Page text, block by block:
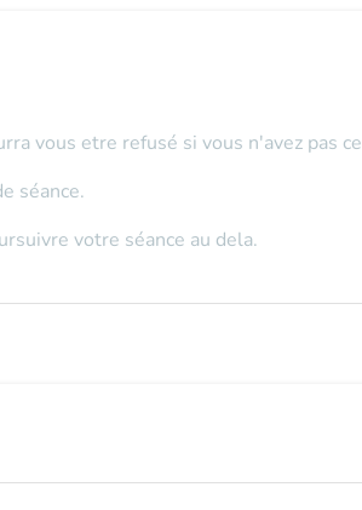
vous etre refusé si vous n'avez pas
séance.
votre séance au dela.